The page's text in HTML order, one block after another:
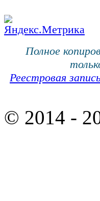
Полное
Реестровая
© 2014 -